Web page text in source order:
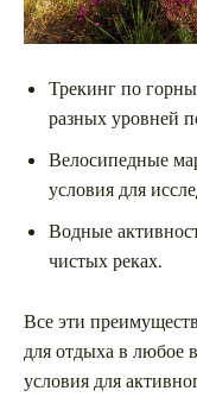
Трекинг по
разных уровней
Велосипедные
условия для
Водные
чистых реках.
Все эти
для отдыха в любое
условия для